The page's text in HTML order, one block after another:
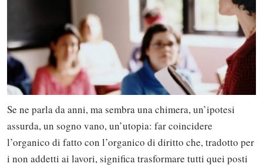
Se ne parla da anni, ma sembra una chimera, un’ipotesi
assurda, un sogno vano, un’utopia: far coincidere
l’organico di fatto con l’organico di diritto che, tradotto per
i non addetti ai lavori, significa trasformare tutti quei posti